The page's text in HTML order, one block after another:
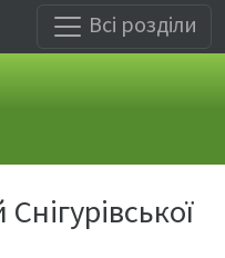
Всі розділи